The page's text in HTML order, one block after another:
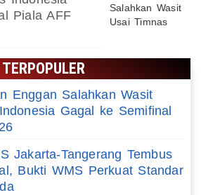
Piala AFF
TERPOPULER
Enggan Salahkan Wasit
Gagal ke Semifinal
Jakarta-Tangerang Tembus
Bukti WMS Perkuat Standar